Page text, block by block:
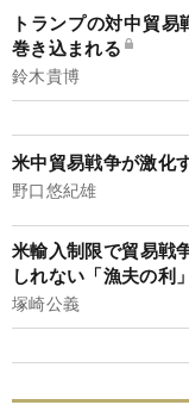
トランプの対中貿
巻き込まれる
鈴木貴博
米中貿易戦争が激化
野口悠紀雄
米輸入制限で貿易戦
しれない「漁夫の利」
塚崎公義